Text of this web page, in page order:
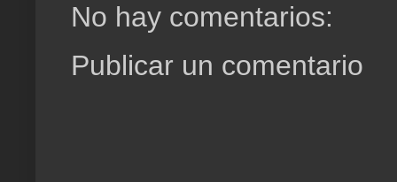
No hay comentarios:
Publicar un comentario